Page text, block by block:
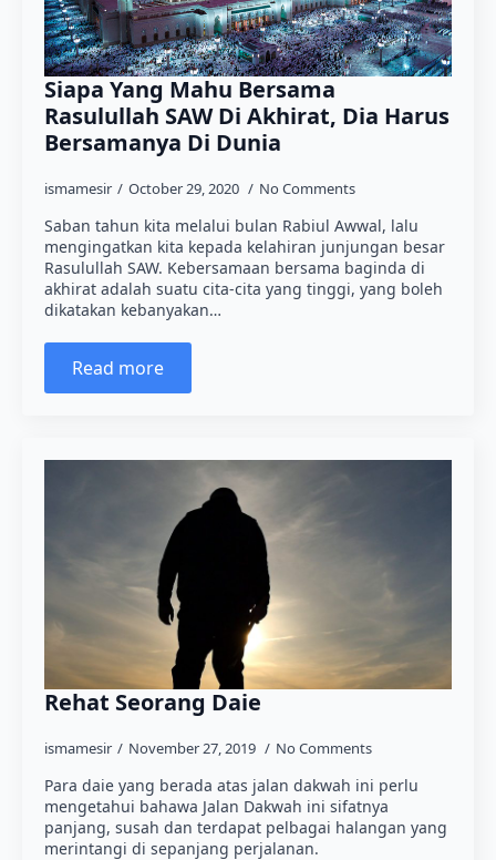
Siapa Yang Mahu Bersama
Rasulullah SAW Di Akhirat, Dia Harus
Bersamanya Di Dunia
ismamesir October 29, 2020 No Comments
Saban tahun kita melalui bulan Rabiul Awwal, lalu
mengingatkan kita kepada kelahiran junjungan besar
Rasulullah SAW. Kebersamaan bersama baginda di
akhirat adalah suatu cita-cita yang tinggi, yang boleh
dikatakan kebanyakan…
Read more
Rehat Seorang Daie
ismamesir November 27, 2019 No Comments
Para daie yang berada atas jalan dakwah ini perlu
mengetahui bahawa Jalan Dakwah ini sifatnya
panjang, susah dan terdapat pelbagai halangan yang
merintangi di sepanjang perjalanan.